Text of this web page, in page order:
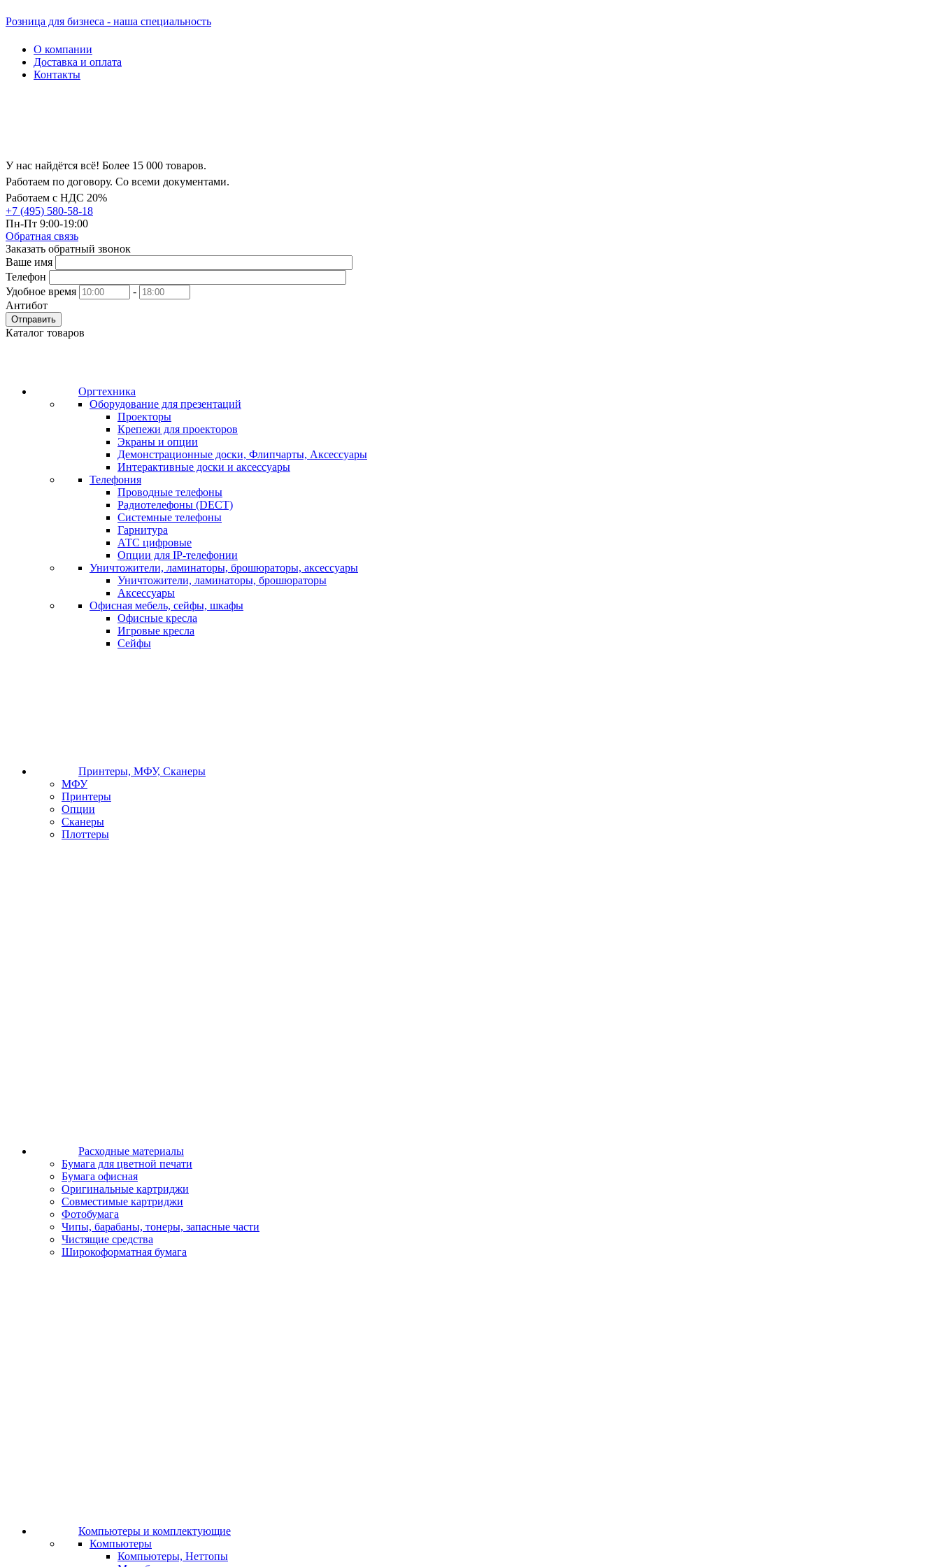
Розница для бизнеса - наша специальность
О компании
Доставка и оплата
Контакты
У нас найдётся всё! Более 15 000 товаров.
Работаем по договору. Со всеми документами.
Работаем с НДС 20%
+7 (495) 580-58-18
Пн-Пт 9:00-19:00
Обратная связь
Заказать обратный звонок
Ваше имя
Телефон
Удобное время
-
Антибот
Отправить
Каталог товаров
Оргтехника
Оборудование для презентаций
Проекторы
Крепежи для проекторов
Экраны и опции
Демонстрационные доски, Флипчарты, Аксессуары
Интерактивные доски и аксессуары
Телефония
Проводные телефоны
Радиотелефоны (DECT)
Системные телефоны
Гарнитура
АТС цифровые
Опции для IP-телефонии
Уничтожители, ламинаторы, брошюраторы, аксессуары
Уничтожители, ламинаторы, брошюраторы
Аксессуары
Офисная мебель, сейфы, шкафы
Офисные кресла
Игровые кресла
Сейфы
Принтеры, МФУ, Сканеры
МФУ
Принтеры
Опции
Сканеры
Плоттеры
Расходные материалы
Бумага для цветной печати
Бумага офисная
Оригинальные картриджи
Совместимые картриджи
Фотобумага
Чипы, барабаны, тонеры, запасные части
Чистящие средства
Широкоформатная бумага
Компьютеры и комплектующие
Компьютеры
Компьютеры, Неттопы